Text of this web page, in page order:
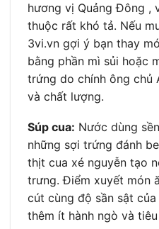
hương vị Quảng Đông ,
thuộc rất khó tả. Nếu
3vi.vn gợi ý bạn thay
bằng phần mì sủi hoặc
trứng do chính ông chủ
và chất lượng.
Súp cua: Nước dùng
những sợi trứng đánh
thịt cua xé nguyễn tạo
trưng. Điểm xuyết món
cút cùng độ sần sật
thêm ít hành ngò và